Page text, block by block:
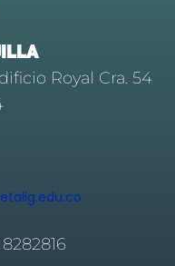
Royal Cra. 54